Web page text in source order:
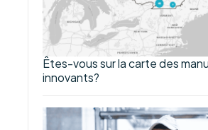
Êtes-vous sur la carte des
innovants?